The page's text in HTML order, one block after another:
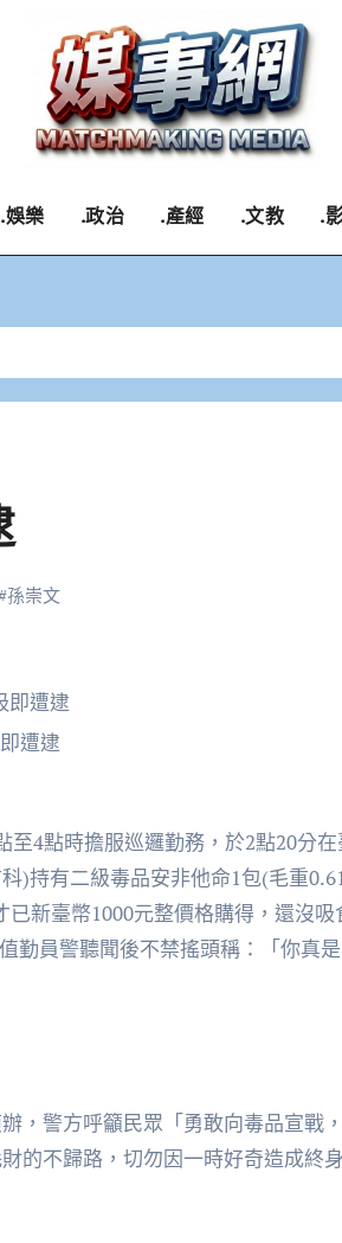
娛樂 .政治 .產經 .文教 .
孫崇文
遭逮
4點時擔服巡邏勤務，於2點20分在
)持有二級毒品安非他命1包(毛重
新臺幣1000元整價格購得，還沒吸
勤員警聽聞後不禁搖頭稱：「你真
，警方呼籲民眾「勇敢向毒品宣戰
的不歸路，切勿因一時好奇造成終